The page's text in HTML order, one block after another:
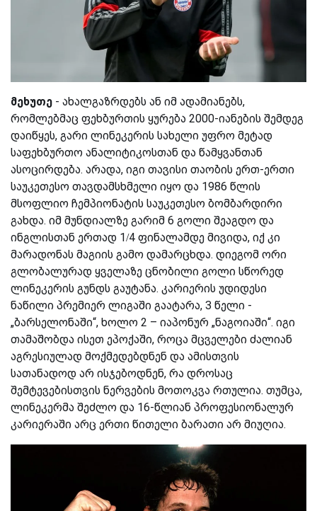
მეხუთე - ახალგაზრდებს ან იმ ადამიანებს,
რომლებმაც ფეხბურთის ყურება 2000-იანების შემდეგ
დაიწყეს, გარი ლინეკერის სახელი უფრო მეტად
საფეხბურთო ანალიტიკოსთან და წამყვანთან
ასოცირდება. არადა, იგი თავისი თაობის ერთ-ერთი
საუკეთესო თავდამსხმელი იყო და 1986 წლის
მსოფლიო ჩემპიონატის საუკეთესო ბომბარდირი
გახდა. იმ მუნდიალზე გარიმ 6 გოლი შეაგდო და
ინგლისთან ერთად 1/4 ფინალამდე მივიდა, იქ კი
მარადონას მაგიის გამო დამარცხდა. დიეგომ ორი
გლობალურად ყველაზე ცნობილი გოლი სწორედ
ლინეკერის გუნდს გაუტანა. კარიერის უდიდესი
ნაწილი პრემიერ ლიგაში გაატარა, 3 წელი -
„ბარსელონაში“, ხოლო 2 – იაპონურ „ნაგოიაში“. იგი
თამაშობდა ისეთ ეპოქაში, როცა მცველები ძალიან
აგრესიულად მოქმედებდნენ და ამისთვის
სათანადოდ არ ისჯებოდნენ, რა დროსაც
შემტევებისთვის ნერვების მოთოკვა რთულია. თუმცა,
ლინეკერმა შეძლო და 16-წლიან პროფესიონალურ
კარიერაში არც ერთი წითელი ბარათი არ მიუღია.